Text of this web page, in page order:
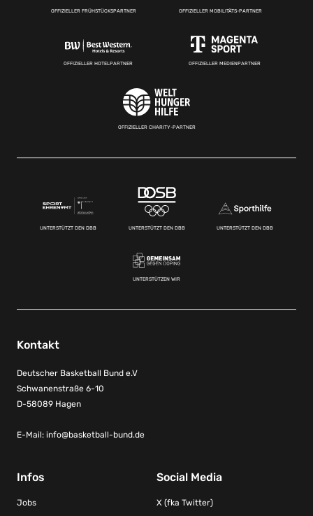
OFFIZIELLER FRÜHSTÜCKSPARTNER OFFIZIELLER MOBILITÄTS-PARTNER
OFFIZIELLER HOTELPARTNER OFFIZIELLER MEDIENPARTNER
OFFIZIELLER CHARITY-PARTNER
UNTERSTÜTZT DEN DBB UNTERSTÜTZT DEN DBB UNTERSTÜTZT DEN DBB
UNTERSTÜTZEN WIR
Kontakt
Deutscher Basketball Bund e.V
Schwanenstraße 6-10
D-58089 Hagen
E-Mail: info@basketball-bund.de
Infos
Jobs
Social Media
X (fka Twitter)